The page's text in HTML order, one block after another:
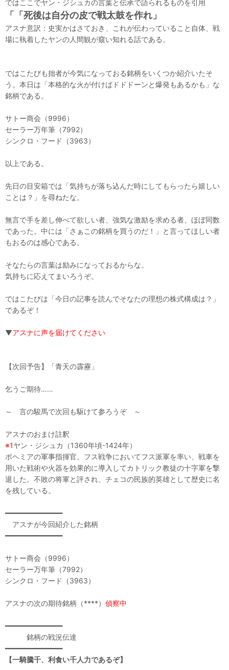
ではここでヤン・ジシュカの言葉と伝承で語られるものを引用
「「死後は自分の皮で戦太鼓を作れ」
アスナ意訳：史実かはさておき、これが伝わっていること自体、戦
場に執着したヤンの人間観が窺い知れる話である。
ではこたびも拙者が今気になっておる銘柄をいくつか紹介いたそ
う。本日は「本格的な火が付けばドドドーンと爆発もあるかも」な
銘柄である。
サトー商会（9996）
セーラー万年筆（7992）
シンクロ・フード（3963）
以上である。
先日の目安箱では「気持ちが落ち込んだ時にしてもらったら嬉しい
ことは？」を尋ねたな。
無言で手を差し伸べて欲しい者、強気な激励を求める者、ほぼ同数
であった。中には「さぁこの銘柄を買うのだ！」と言ってほしい者
もおるのは感心である。
そなたらの言葉は励みになっておるからな。
気持ちに応えてまいろうぞ。
ではこたびは「今日の記事を読んでそなたの理想の株式構成は？」
であるぞ！
▼アスナに声を届けてください
【次回予告】「青天の霹靂」
乞うご期待……
～ 言の駿馬で次回も駆けて参ろうぞ ～
アスナのおまけ註釈
※1ヤン・ジシュカ（1360年頃-1424年）
ボヘミアの軍事指揮官。フス戦争においてフス派軍を率い、戦車を
用いた戦術や火器を効果的に導入してカトリック教徒の十字軍を撃
退した。不敗の将軍と評され、チェコの民族的英雄として歴史に名
を残している。
━━━━━━━━━━━━━━
アスナが今回紹介した銘柄
━━━━━━━━━━━━━━
サトー商会（9996）
セーラー万年筆（7992）
シンクロ・フード（3963）
アスナの次の期待銘柄（****） 偵察中
━━━━━━━━━━━━━━
銘柄の戦況伝達
━━━━━━━━━━━━━━
【一騎騰千、利食い千人力であるぞ】